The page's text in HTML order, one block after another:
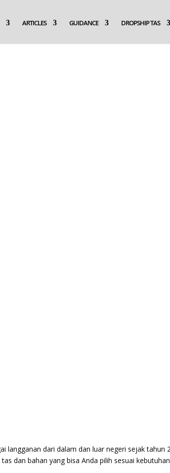
ARTICLES GUIDANCE DROPSHIP TAS
langganan dari dalam dan luar negeri sejak tahun
dan bahan yang bisa Anda pilih sesuai